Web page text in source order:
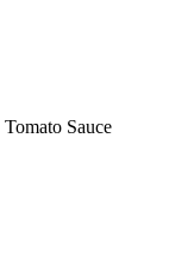
Tomato Sauce